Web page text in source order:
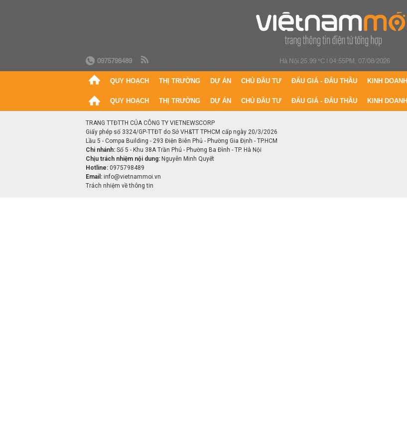
0975798489 Hà Nội 25.99 °C|04:55PM, 07/08/2026
QUY HOẠCH THỊ TRƯỜNG DỰ ÁN CHỦ ĐẦU TƯ ĐẤU GIÁ - ĐẤU THẦU KINH DOANH
QUY HOẠCH THỊ TRƯỜNG DỰ ÁN CHỦ ĐẦU TƯ ĐẤU GIÁ - ĐẤU THẦU KINH DOANH
TRANG TTĐTTH CỦA CÔNG TY VIETNEWSCORP
Giấy phép số 3324/GP-TTĐT do Sở VH&TT TPHCM cấp ngày 20/3/2026
Lầu 5 - Compa Building - 293 Điện Biên Phủ - Phường Gia Định - TP.HCM
Chi nhánh: Số 5 - Khu 38A Trần Phú - Phường Ba Đình - TP. Hà Nội
Chịu trách nhiệm nội dung: Nguyễn Minh Quyết
Hotline: 0975798489
Email: info@vietnammoi.vn
Trách nhiệm về thông tin